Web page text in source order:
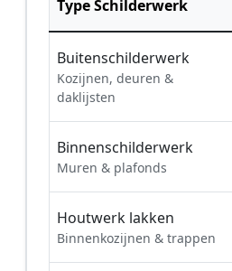
Type Schilderwerk
Buitenschilderwerk
Kozijnen, deuren &
daklijsten
Binnenschilderwerk
Muren & plafonds
Houtwerk lakken
Binnenkozijnen & trappen